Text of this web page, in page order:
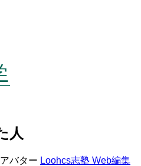
人
Loohcs志塾 Web編集